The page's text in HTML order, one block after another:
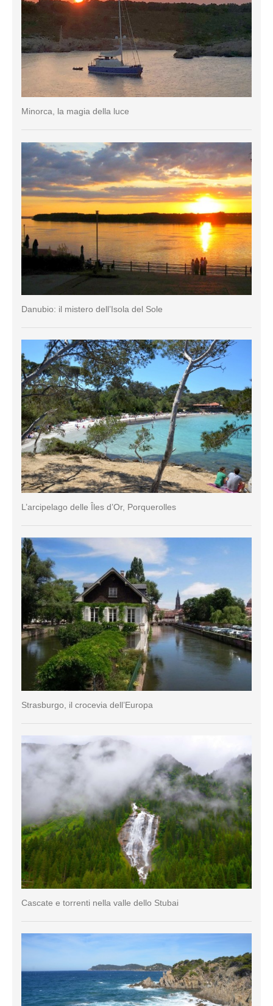
Minorca, la magia della luce
Danubio: il mistero dell’Isola del Sole
L’arcipelago delle Îles d’Or, Porquerolles
Strasburgo, il crocevia dell’Europa
Cascate e torrenti nella valle dello Stubai